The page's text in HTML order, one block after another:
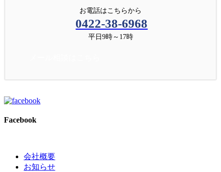
お電話はこちらから
0422-38-6968
平日9時～17時
Facebook
会社概要
お知らせ